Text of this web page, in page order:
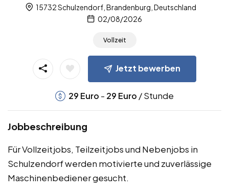
15732 Schulzendorf, Brandenburg, Deutschland
02/08/2026
Vollzeit
Jetzt bewerben
29 Euro - 29 Euro / Stunde
Jobbeschreibung
Für Vollzeitjobs, Teilzeitjobs und Nebenjobs in
Schulzendorf werden motivierte und zuverlässige
Maschinenbediener gesucht.